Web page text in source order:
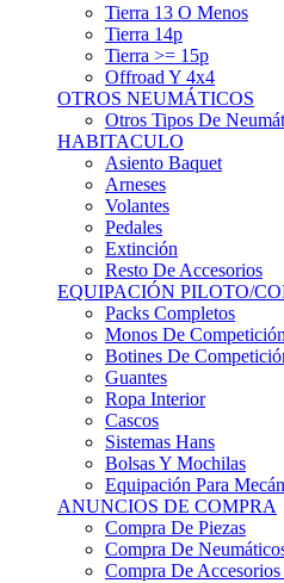
Tierra 13 O Menos
Tierra 14p
Tierra >= 15p
Offroad Y 4x4
OTROS NEUMÁTICOS
Otros Tipos De
HABITACULO
Asiento Baquet
Arneses
Volantes
Pedales
Extinción
Resto De Accesorios
EQUIPACIÓN PILOTO/
Packs Completos
Monos De Competición
Botines De
Guantes
Ropa Interior
Cascos
Sistemas Hans
Bolsas Y Mochilas
Equipación Para
ANUNCIOS DE COMPRA
Compra De Piezas
Compra De
Compra De